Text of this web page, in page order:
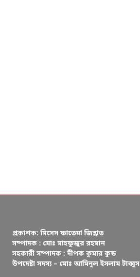
প্রকাশক: মিসেস ফাতেমা জিন্নাত
সম্পাদক : মোঃ মাহফুজুর রহমান
সহকারী সম্পাদক : দীপক কুমার কুন্ড
উপদেষ্টা সদস্য – মোঃ আমিনুল ইসলাম টাব্বুস